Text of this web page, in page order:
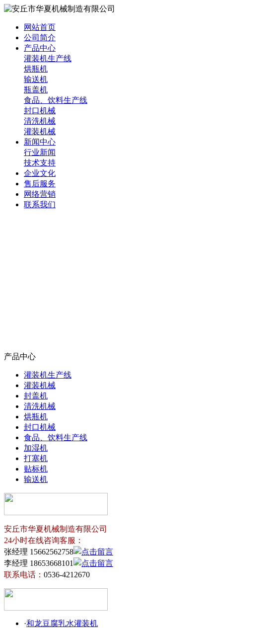
网站首页
公司简介
产品中心
灌装机生产线
烘瓶机
输送机
瓶盖机
食品、饮料生产线
封口机械
清洗机械
灌装机械
新闻中心
行业新闻
技术支持
企业文化
售后服务
网络营销
联系我们
产品中心
灌装机生产线
灌装机械
封盖机
清洗机械
烘瓶机
封口机械
食品、饮料生产线
加湿机
打塞机
贴标机
输送机
安丘市华夏机械制造有限公司
24小时在线咨询客服：
张经理 15662562758
李经理 18653668101
联系电话： 0536-4212670
·和龙豆腐乳水灌装机